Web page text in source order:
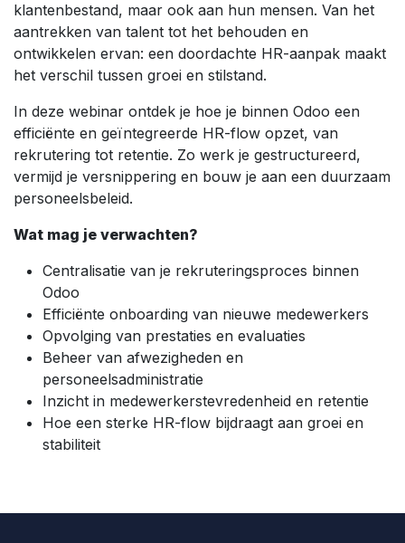
klantenbestand, maar ook aan hun mensen. Van het
aantrekken van talent tot het behouden en
ontwikkelen ervan: een doordachte HR-aanpak maakt
het verschil tussen groei en stilstand.
In deze webinar ontdek je hoe je binnen Odoo een
efficiënte en geïntegreerde HR-flow opzet, van
rekrutering tot retentie. Zo werk je gestructureerd,
vermijd je versnippering en bouw je aan een duurzaam
personeelsbeleid.
Wat mag je verwachten?
Centralisatie van je rekruteringsproces binnen
Odoo
Efficiënte onboarding van nieuwe medewerkers
Opvolging van prestaties en evaluaties
Beheer van afwezigheden en
personeelsadministratie
Inzicht in medewerkerstevredenheid en retentie
Hoe een sterke HR-flow bijdraagt aan groei en
stabiliteit